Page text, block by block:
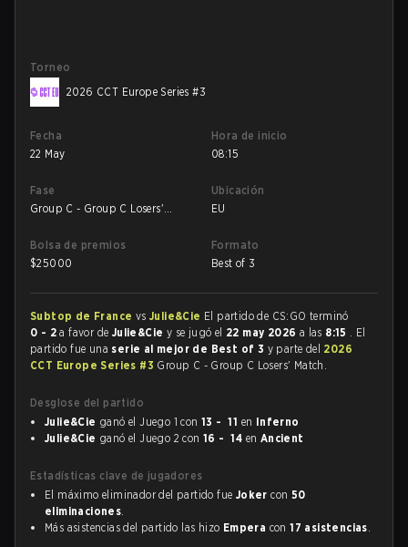
Torneo
2026 CCT Europe Series #3
Fecha
22 May
Hora de inicio
08:15
Fase
Group C - Group C Losers'
Ubicación
EU
Bolsa de premios
$25000
Formato
Best of 3
Subtop de France vsJulie&Cie El partido de CS:GO terminó
0 - 2 a favor de Julie&Cie y se jugó el 22 may 2026 a las 8:15 . El
partido fue una serie al mejor de Best of 3 y parte del 2026
CCT Europe Series #3 Group C - Group C Losers' Match.
Desglose del partido
Julie&Cie ganó el Juego 1 con13 - 11 en Inferno
Julie&Cie ganó el Juego 2 con16 - 14 en Ancient
Estadísticas clave de jugadores
El máximo eliminador del partido fue Joker con 50
eliminaciones.
Más asistencias del partido las hizo Empera con17 asistencias.